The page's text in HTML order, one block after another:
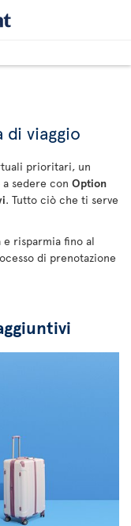
di viaggio
prioritari, un
sedere con Option
. Tutto ciò che ti serve
risparmia fino al
di prenotazione